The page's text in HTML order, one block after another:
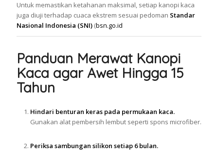
Untuk memastikan ketahanan maksimal, setiap kanopi kaca
juga diuji terhadap cuaca ekstrem sesuai pedoman Standar
Nasional Indonesia (SNI)(bsn.go.id
Panduan Merawat Kanopi
Kaca agar Awet Hingga 15
Tahun
Hindari benturan keras pada permukaan kaca.
Gunakan alat pembersih lembut seperti spons microfiber.
Periksa sambungan silikon setiap 6 bulan.